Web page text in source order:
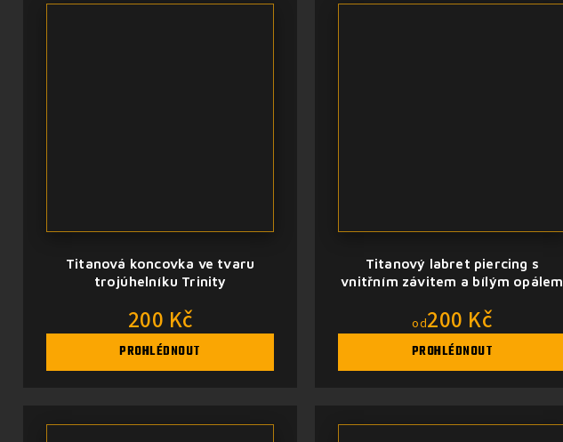
Titanová koncovka ve tvaru
trojúhelníku Trinity
200 Kč
PROHLÉDNOUT
Titanový labret piercing s
vnitřním závitem a bílým opálem
od200 Kč
PROHLÉDNOUT